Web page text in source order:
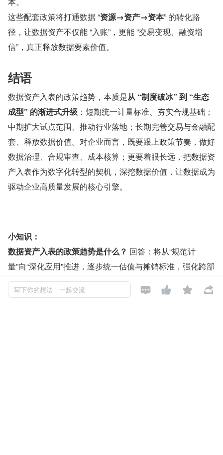
这些配套政策将打通数据 “资源→资产→资本” 的转化路
径，让数据资产不仅能 “入账”，更能 “交易变现、融资增
信”，真正释放数据要素价值。
结语
数据资产入表的政策趋势，本质是从 “制度破冰” 到 “生态
成型” 的渐进式升级 ：短期统一计量标准、夯实合规基础；
中期扩大试点范围、推动行业落地；长期完善交易与金融配
套、释放数据价值。对企业而言，既要跟上政策节奏，做好
数据治理、合规审查、成本核算；更要着眼长远，把数据资
产入表作为数字化转型的契机，深挖数据价值，让数据成为
驱动企业高质量发展的核心引擎。
小知识：
数据资产入表的政策趋势是什么？ 回答：将从“规范计
量”向“深化应用”推进，逐步统一估值与摊销标准，强化跨部
门监管协同，扩大试点范围，完善数据交易与金融配套政
策。
写下你的想法，一起交流    